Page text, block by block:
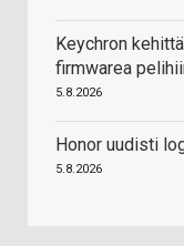
Keychron
firmwarea
5.8.2026
Honor uudisti
5.8.2026